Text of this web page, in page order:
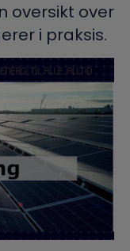
oversikt over
i praksis.